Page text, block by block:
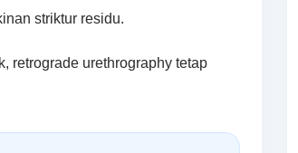
striktur residu.
retrograde urethrography tetap